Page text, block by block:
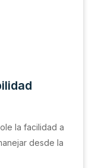
la facilidad a
desde la